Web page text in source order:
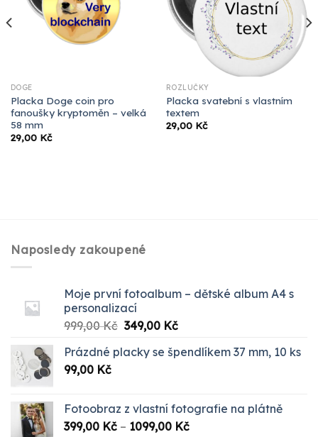
DOGE
Placka Doge coin pro
fanoušky kryptoměn – velká
58 mm
29,00 Kč
ROZLUČKY
Placka svatební s vlastním
textem
29,00 Kč
Naposledy zakoupené
Moje první fotoalbum – dětské album A4 s
personalizací
999,00Kč Původní
byla:
349,00 KčAktuální
je:
Prázdné placky se špendlíkem 37 mm, 10 ks
99,00 Kč
Fotoobraz z vlastní fotografie na plátně
399,00 Kč – 1099,00 KčRozpětí